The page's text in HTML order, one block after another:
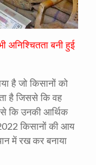
अनिश्चितता बनी हुई
है जो किसानों को
है जिससे कि वह
कि उनकी आर्थिक
किसानों की आय
में रख कर बनाया